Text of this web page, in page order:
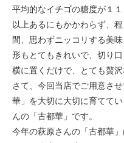
平均的なイチゴの糖度が１
以上あるにもかかわらず、
間、思わずニッコリする美味
形もとてもきれいで、切り
横に置くだけで、とても贅
さて、今回当店でご用意さ
華」を大切に大切に育てて
んの「古都華」です。
今年の萩原さんの「古都華」